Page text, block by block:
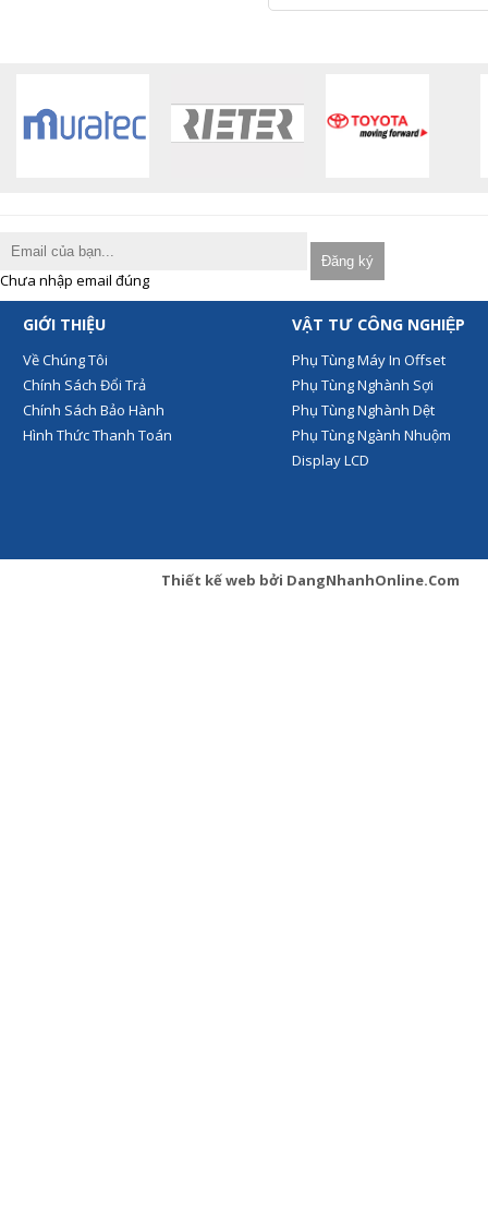
Chưa nhập email đúng
GIỚI THIỆU
Về Chúng Tôi
Chính Sách Đổi Trả
Chính Sách Bảo Hành
Hình Thức Thanh Toán
VẬT TƯ CÔNG NGHIỆP
Phụ Tùng Máy In Offset
Phụ Tùng Nghành Sợi
Phụ Tùng Nghành Dệt
Phụ Tùng Ngành Nhuộm
Display LCD
Thiết kế web bởi DangNhanhOnline.Com